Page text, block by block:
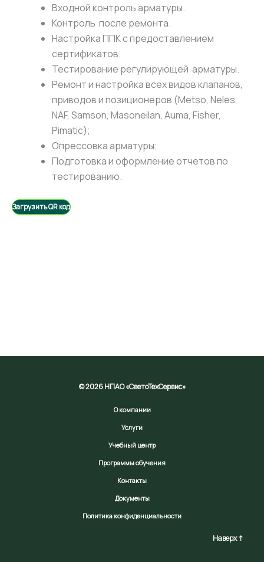
Входной контроль арматуры.
Контроль после ремонта.
Настройка ППК с предоставлением
сертификатов.
Тестирование регулирующей арматуры.
Ремонт и настройка всех видов клапанов,
приводов и позиционеров (Metso, Neles,
NAF, Samson, Masoneilan, Auma, Fisher,
Pimatic);
Опрессовка арматуры;
Подготовка и оформление отчетов по
тестированию.
Загрузить QR код
© 2026 НПАО «СветоТехСервис»
О компании
Услуги
Учебный центр
Программы обучения
Контакты
Документы
Политика конфиденциальности
Наверх ↑